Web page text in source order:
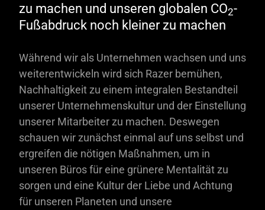
zu machen und unseren globalen CO2-
Fußabdruck noch kleiner zu machen
Während wir als Unternehmen wachsen und uns
weiterentwickeln wird sich Razer bemühen,
Nachhaltigkeit zu einem integralen Bestandteil
unserer Unternehmenskultur und der Einstellung
unserer Mitarbeiter zu machen. Deswegen
schauen wir zunächst einmal auf uns selbst und
ergreifen die nötigen Maßnahmen, um in
unseren Büros für eine grünere Mentalität zu
sorgen und eine Kultur der Liebe und Achtung
für unseren Planeten und unsere